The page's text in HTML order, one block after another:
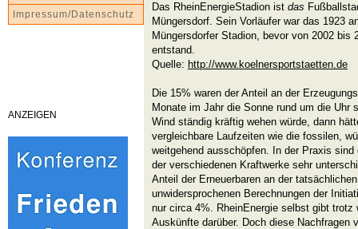
Impressum/Datenschutz
ANZEIGEN
Das RheinEnergieStadion ist das
Müngersdorf. Sein Vorläufer war das 1923
Müngersdorfer Stadion, bevor von 2002 bis
entstand.
Quelle: http://www.koelnersportstaetten.de
Die 15% waren der Anteil an der
Monate im Jahr die Sonne rund um die Uhr
Wind ständig kräftig wehen würde, dann
vergleichbare Laufzeiten wie die fossilen,
weitgehend ausschöpfen. In der Praxis
der verschiedenen Kraftwerke sehr
Anteil der Erneuerbaren an der
unwidersprochenen Berechnungen der
nur circa 4%. RheinEnergie selbst gibt trotz
Auskünfte darüber. Doch diese Nachfragen